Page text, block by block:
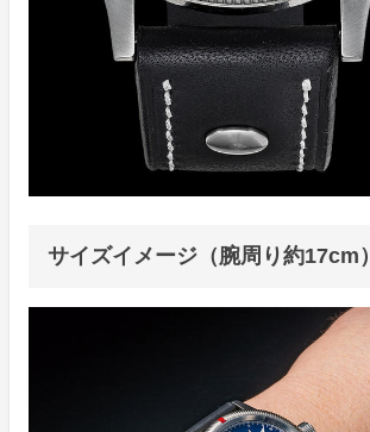
サイズイメージ（腕周り約17cm）